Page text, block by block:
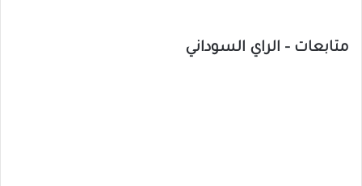
متابعات – الراي السوداني